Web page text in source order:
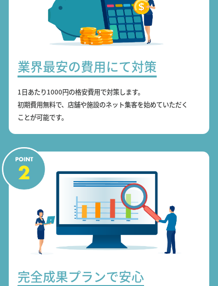
業界最安の費用にて対策
1日あたり1000円の格安費用で対策します。
初期費用無料で、店舗や施設のネット集客を始めていただく
ことが可能です。
完全成果プランで安心